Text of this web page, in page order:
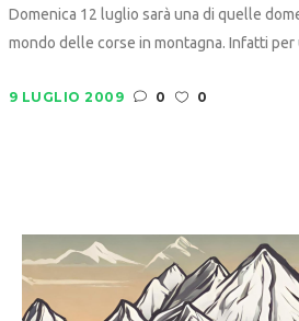
Domenica 12 luglio sarà una di quelle
mondo delle corse in montagna. Infatti per
9 LUGLIO 2009 0 0